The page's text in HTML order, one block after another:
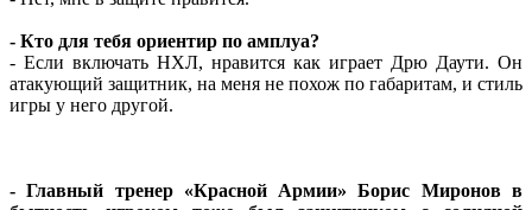
- Кто для тебя ориентир по амплуа?
- Если включать НХЛ, нравится как играет Дрю Даути. Он
атакующий защитник, на меня не похож по габаритам, и стиль
игры у него другой.
- Главный тренер «Красной Армии» Борис Миронов в